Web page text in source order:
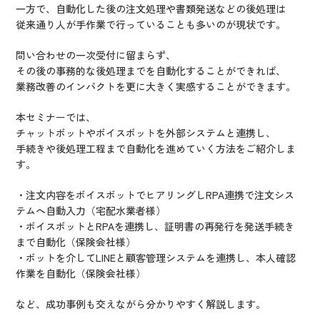
一方で、自動化した後の注文処理や書類発送などの後処理は
従来通り人が手作業で行っていることも多いのが現状です。
問い合わせの一次受付に留まらず、
その後の事務的な後処理までを自動化することができれば、
業務改善のインパクトを更に大きく実感することができます。
本セミナーでは、
チャットボットやボイスボットを外部システムと連携し、
手続きや後処理工程まで自動化を進めていく方法をご紹介しま
す。
・注文内容をボイスボットでヒアリングしRPA連携で注文シス
テムへ自動入力（宅配水業者様）
・ボイスボットとRPAを連携し、証明書の再発行を発送手続き
まで自動化（保険会社様）
・ボットを介してLINEと顧客管理システムを連携し、本人確認
作業を自動化（保険会社様）
など、成功事例も交えながら分かりやすく解説します。